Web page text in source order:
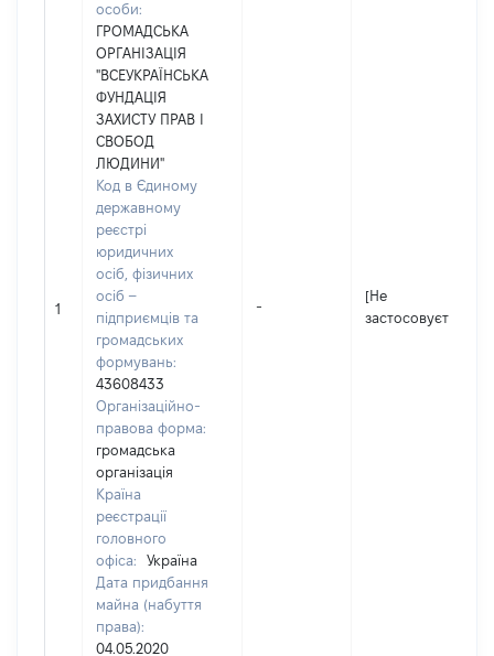
1
особи:
ГРОМАДСЬКА
ОРГАНІЗАЦІЯ
"ВСЕУКРАЇНСЬКА
ФУНДАЦІЯ
ЗАХИСТУ ПРАВ І
СВОБОД
ЛЮДИНИ"
Код в Єдиному
державному
реєстрі
юридичних
осіб, фізичних
осіб –
підприємців та
громадських
формувань:
43608433
Організаційно-
правова форма:
громадська
організація
Країна
реєстрації
головного
офіса:
Україна
Дата придбання
майна (набуття
права):
04.05.2020
-
[Не
застосовується]